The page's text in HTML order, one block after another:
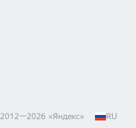
2026 «Яндекс» RU